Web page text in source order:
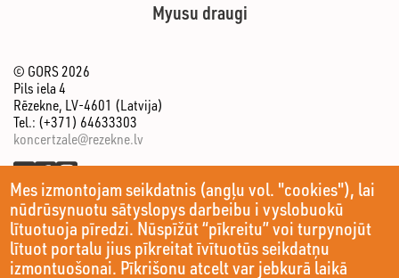
Mes izmontojam seikdatnis (angļu vol. "cookies"), lai
nūdrūsynuotu sātyslopys darbeibu i vyslobuokū
lītuotuoja pīredzi. Nūspīžūt “pīkreitu” voi turpynojūt
lītuot portalu jius pīkreitat īvītuotūs seikdatņu
izmontuošonai. Pīkrišonu atcelt var jebkurā laikā
Myusu draugi
© GORS 2026
Pils iela 4
Rēzekne, LV-4601 (Latvija)
Tel.: (+371) 64633303
koncertzale@rezekne.lv